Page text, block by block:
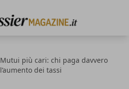
Mutui più cari: chi paga davvero
l’aumento dei tassi